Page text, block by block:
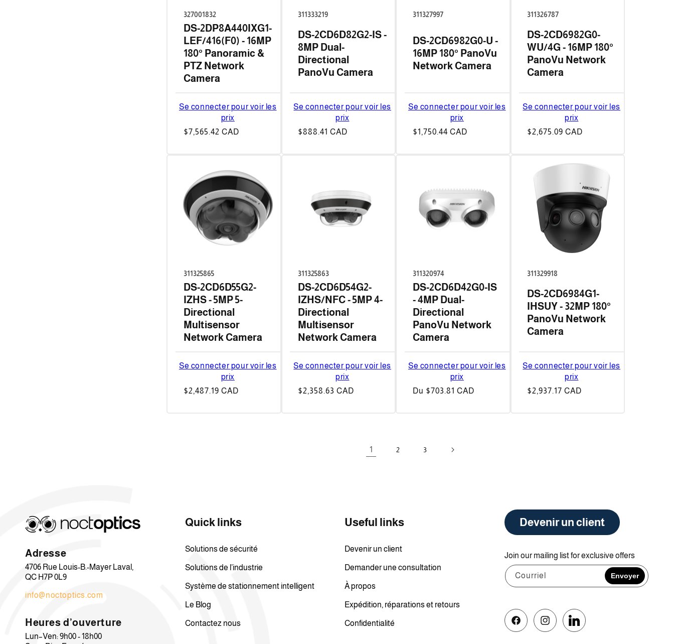
327001832
DS-2DP8A440IXG1-
LEF/416(F0) - 16MP
180° Panoramic &
PTZ Network
Camera
Se connecter pour voir les
prix
Prix
$7,565.42 CAD
311333219
DS-2CD6D82G2-IS -
8MP Dual-
Directional
PanoVu Camera
Se connecter pour voir les
prix
Prix
$888.41 CAD
311327997
DS-2CD6982G0-U -
16MP 180° PanoVu
Network Camera
Se connecter pour voir les
prix
Prix
$1,750.44 CAD
311326787
DS-2CD6982G0-
WU/4G - 16MP 180°
PanoVu Network
Camera
Se connecter pour voir les
prix
Prix
$2,675.09 CAD
311325865
DS-2CD6D55G2-
IZHS - 5MP 5-
Directional
Multisensor
Network Camera
Se connecter pour voir les
prix
Prix
$2,487.19 CAD
311325863
DS-2CD6D54G2-
IZHS/NFC - 5MP 4-
Directional
Multisensor
Network Camera
Se connecter pour voir les
prix
Prix
$2,358.63 CAD
311320974
DS-2CD6D42G0-IS
- 4MP Dual-
Directional
PanoVu Network
Camera
Se connecter pour voir les
prix
Prix
Du $703.81 CAD
311329918
DS-2CD6984G1-
IHSUY - 32MP 180°
PanoVu Network
Camera
Se connecter pour voir les
prix
Prix
$2,937.17 CAD
1 2 3
Adresse
4706 Rue Louis-B.-Mayer Laval,
QC H7P 0L9
info@noctoptics.com
Heures d’ouverture
Lun–Ven: 9h00 - 18h00
Quick links
Solutions de sécurité
Solutions de l’industrie
Système de stationnement intelligent
Le Blog
Contactez nous
Useful links
Devenir un client
Demander une consultation
À propos
Expédition, réparations et retours
Confidentialité
Devenir un client
Join our mailing list for exclusive offers
Courriel Envoyer
FacebookInstagramVimeo